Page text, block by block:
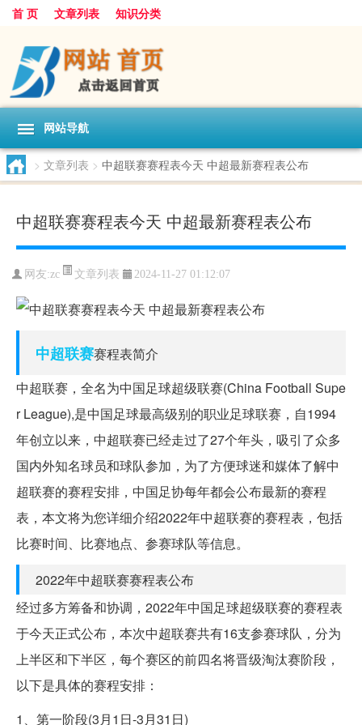
首 页 文章列表 知识分类
网站导航
> 文章列表 > 中超联赛赛程表今天 中超最新赛程表公布
中超联赛赛程表今天 中超最新赛程表公布
网友:zc 文章列表 2024-11-27 01:12:07
中超联赛赛程表简介
中超联赛，全名为中国足球超级联赛(China Football Supe
r League),是中国足球最高级别的职业足球联赛，自1994
年创立以来，中超联赛已经走过了27个年头，吸引了众多
国内外知名球员和球队参加，为了方便球迷和媒体了解中
超联赛的赛程安排，中国足协每年都会公布最新的赛程
表，本文将为您详细介绍2022年中超联赛的赛程表，包括
比赛时间、比赛地点、参赛球队等信息。
2022年中超联赛赛程表公布
经过多方筹备和协调，2022年中国足球超级联赛的赛程表
于今天正式公布，本次中超联赛共有16支参赛球队，分为
上半区和下半区，每个赛区的前四名将晋级淘汰赛阶段，
以下是具体的赛程安排：
1、第一阶段(3月1日-3月31日)